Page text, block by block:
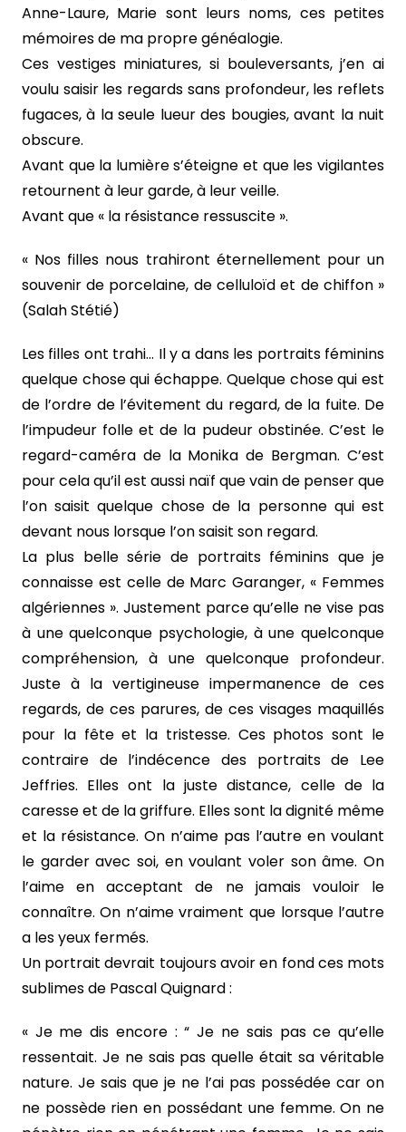
Anne-Laure, Marie sont leurs noms, ces petites
mémoires de ma propre généalogie.
Ces vestiges miniatures, si bouleversants, j’en ai
voulu saisir les regards sans profondeur, les reflets
fugaces, à la seule lueur des bougies, avant la nuit
obscure.
Avant que la lumière s’éteigne et que les vigilantes
retournent à leur garde, à leur veille.
Avant que « la résistance ressuscite ».
« Nos filles nous trahiront éternellement pour un
souvenir de porcelaine, de celluloïd et de chiffon »
(Salah Stétié)
Les filles ont trahi… Il y a dans les portraits féminins
quelque chose qui échappe. Quelque chose qui est
de l’ordre de l’évitement du regard, de la fuite. De
l’impudeur folle et de la pudeur obstinée. C’est le
regard-caméra de la Monika de Bergman. C’est
pour cela qu’il est aussi naïf que vain de penser que
l’on saisit quelque chose de la personne qui est
devant nous lorsque l’on saisit son regard.
La plus belle série de portraits féminins que je
connaisse est celle de Marc Garanger, « Femmes
algériennes ». Justement parce qu’elle ne vise pas
à une quelconque psychologie, à une quelconque
compréhension, à une quelconque profondeur.
Juste à la vertigineuse impermanence de ces
regards, de ces parures, de ces visages maquillés
pour la fête et la tristesse. Ces photos sont le
contraire de l’indécence des portraits de Lee
Jeffries. Elles ont la juste distance, celle de la
caresse et de la griffure. Elles sont la dignité même
et la résistance. On n’aime pas l’autre en voulant
le garder avec soi, en voulant voler son âme. On
l’aime en acceptant de ne jamais vouloir le
connaître. On n’aime vraiment que lorsque l’autre
a les yeux fermés.
Un portrait devrait toujours avoir en fond ces mots
sublimes de Pascal Quignard :
« Je me dis encore : “ Je ne sais pas ce qu’elle
ressentait. Je ne sais pas quelle était sa véritable
nature. Je sais que je ne l’ai pas possédée car on
ne possède rien en possédant une femme. On ne